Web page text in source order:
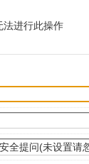
法进行此操作